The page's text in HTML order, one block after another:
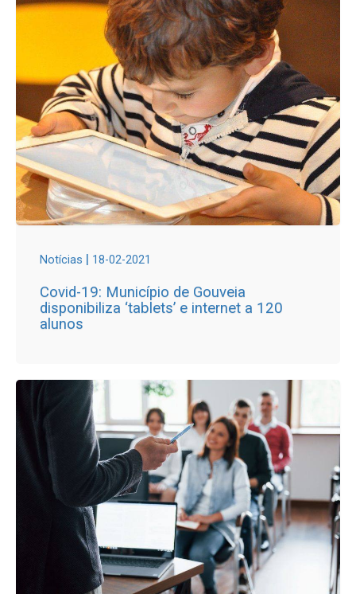
Notícias | 18-02-2021
Covid-19: Município de Gouveia
disponibiliza ‘tablets’ e internet a 120
alunos